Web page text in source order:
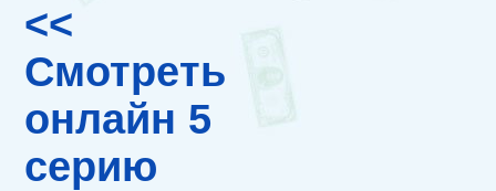
<<
Смотреть
онлайн 5
серию